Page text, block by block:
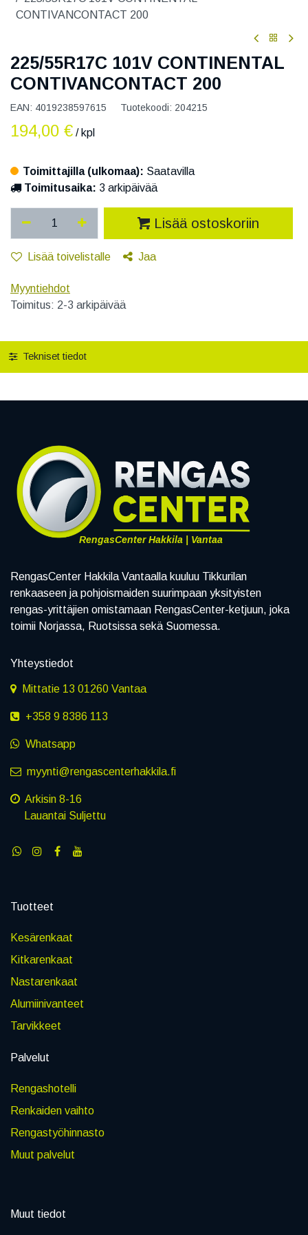
CONTIVANCONTACT 200
225/55R17C 101V CONTINENTAL
CONTIVANCONTACT 200
EAN: 4019238597615 Tuotekoodi: 204215
194,00 € / kpl
Toimittajilla (ulkomaa): Saatavilla
Toimitusaika: 3 arkipäivää
Lisää ostoskoriin
Lisää toivelistalle Jaa
Myyntiehdot
Toimitus: 2-3 arkipäivää
Tekniset tiedot
RengasCenter Hakkila | Vantaa
RengasCenter Hakkila Vantaalla kuuluu Tikkurilan
renkaaseen ja pohjoismaiden suurimpaan yksityisten
rengas-yrittäjien omistamaan RengasCenter-ketjuun, joka
toimii Norjassa, Ruotsissa sekä Suomessa.
Yhteystiedot
Mittatie 13 01260 Vantaa
+358 9 8386 113
Whatsapp
myynti@rengascenterhakkila.fi
Arkisin 8-16
Lauantai Suljettu
Tuotteet
Kesärenkaat
Kitkarenkaat
Nastarenkaat
Alumiinivanteet
Tarvikkeet
Palvelut
Rengashotelli
Renkaiden vaihto
Rengastyöhinnasto
Muut palvelut
Muut tiedot